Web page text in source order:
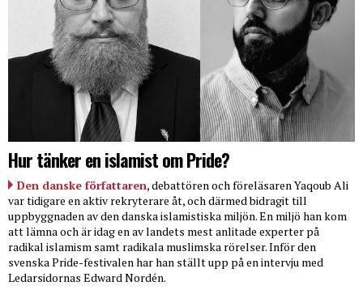
Hur tänker en islamist om Pride?
Den danske författaren, debattören och föreläsaren Yaqoub Ali
var tidigare en aktiv rekryterare åt, och därmed bidragit till
uppbyggnaden av den danska islamistiska miljön. En miljö han kom
att lämna och är idag en av landets mest anlitade experter på
radikal islamism samt radikala muslimska rörelser. Inför den
svenska Pride-festivalen har han ställt upp på en intervju med
Ledarsidornas Edward Nordén.